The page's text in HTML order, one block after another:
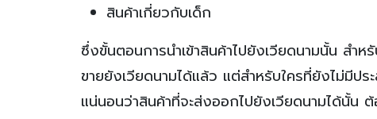
สินค้าเกี่ยวกับเด็ก
ซึ่งขั้นตอนการนำเข้าสินค้าไปยังเวียดนามนั้น สำห
ขายยังเวียดนามได้แล้ว แต่สำหรับใครที่ยังไม่มีป
แน่นอนว่าสินค้าที่จะส่งออกไปยังเวียดนามได้นั้น